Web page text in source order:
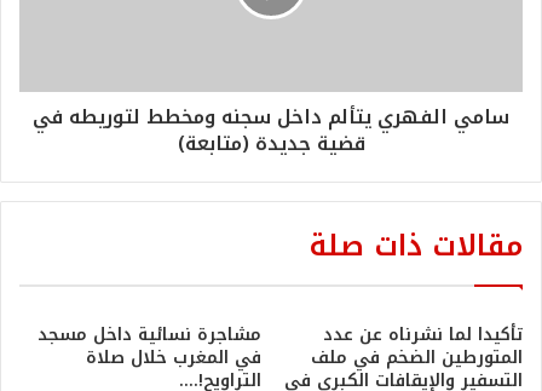
سامي الفهري يتألم داخل سجنه ومخطط لتوريطه في
قضية جديدة (متابعة)
مقالات ذات صلة
تأكيدا لما نشرناه عن عدد
المتورطين الضخم في ملف
التسفير والإيقافات الكبرى في
مشاجرة نسائية داخل مسجد
في المغرب خلال صلاة
التراويح!….